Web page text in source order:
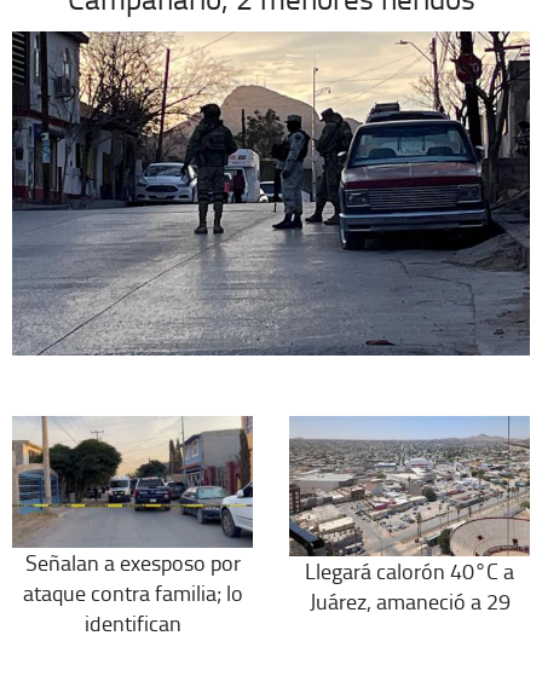
Señalan a exesposo por
ataque contra familia; lo
identifican
Llegará calorón 40°C a
Juárez, amaneció a 29